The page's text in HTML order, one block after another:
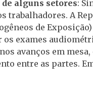
alguns setores:
trabalhadores. A
de
exames
avanços em
entre as partes.